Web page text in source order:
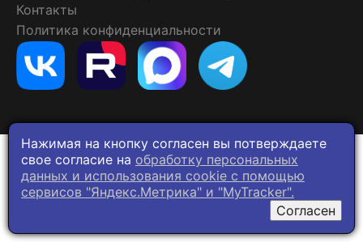
Контакты
Политика конфиденциальности
Нажимая на кнопку согласен вы потверждаете
свое согласие на обработку персональных
данных и использования cookie c помощью
сервисов "Яндекс.Метрика" и "MyTracker".
Согласен